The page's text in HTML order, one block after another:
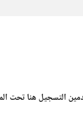
التسجيل هنا تحت